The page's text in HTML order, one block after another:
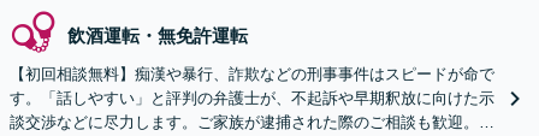
飲酒運転・無免許運転
【初回相談無料】痴漢や暴行、詐欺などの刑事事件はスピードが命で
す。「話しやすい」と評判の弁護士が、不起訴や早期釈放に向けた示
談交渉などに尽力します。ご家族が逮捕された際のご相談も歓迎。Ｗ